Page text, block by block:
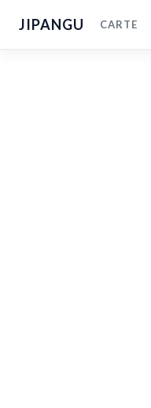
JIPANGU CARTE